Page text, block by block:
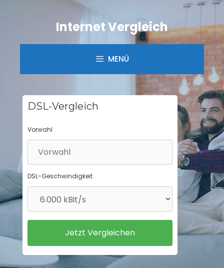
Internet Vergleich
MENÜ
DSL-Vergleich
Vorwahl
DSL-Geschwindigkeit